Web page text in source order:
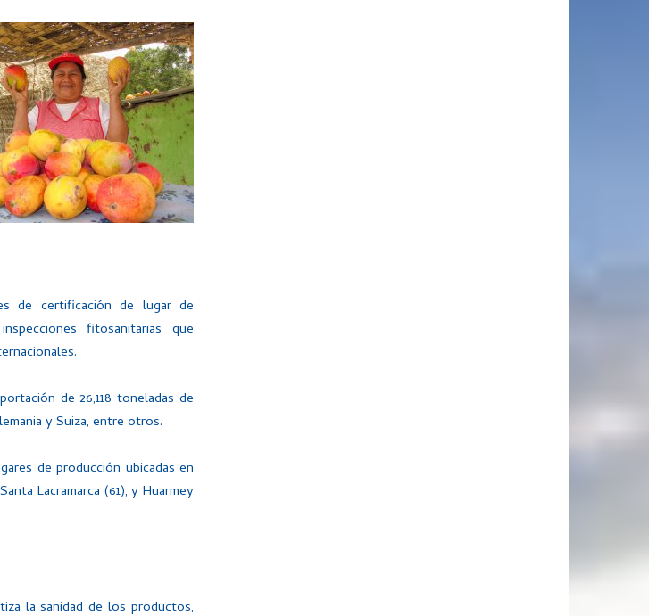
de certificación de lugar de
fitosanitarias que
de 26,118 toneladas de
y Suiza, entre otros.
de producción ubicadas en
Lacramarca (61), y Huarmey
la sanidad de los productos,